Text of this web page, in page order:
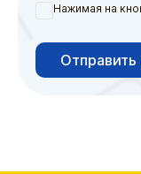
Нажимая на
Отправить